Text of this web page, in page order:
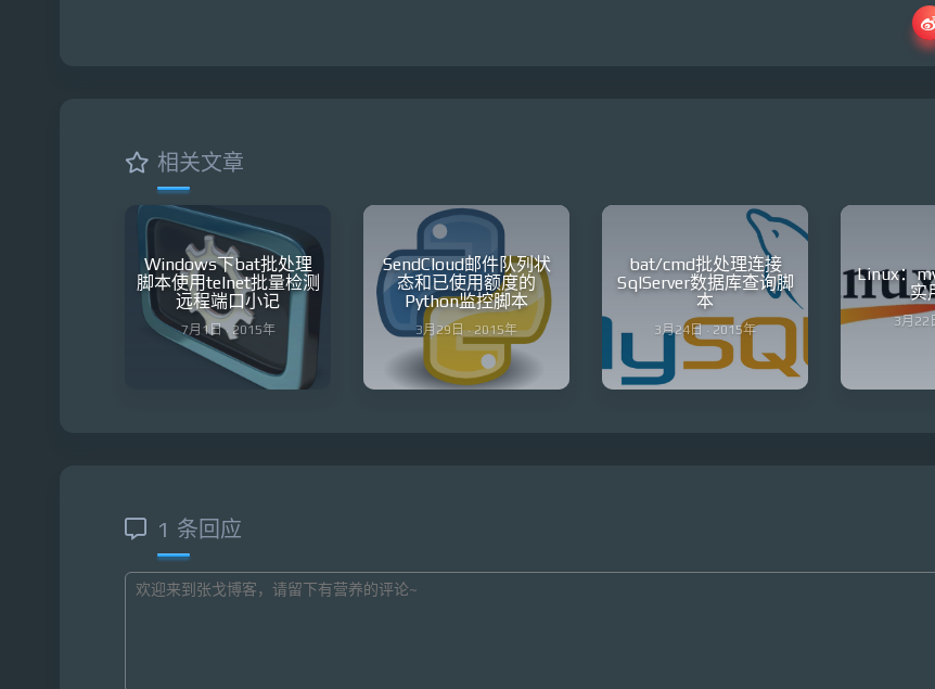
相关文章
Windows下bat批处理
脚本使用telnet批量检测
远程端口小记
7月1日 · 2015年
SendCloud邮件队列状
态和已使用额度的
Python监控脚本
3月29日 · 2015年
bat/cmd批处理连接
SqlServer数据库查询脚
本
3月24日 · 2015年
Linux：
实
3月22
1 条回应